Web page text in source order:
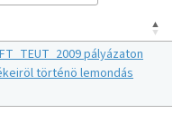
pályázaton
történö lemondás